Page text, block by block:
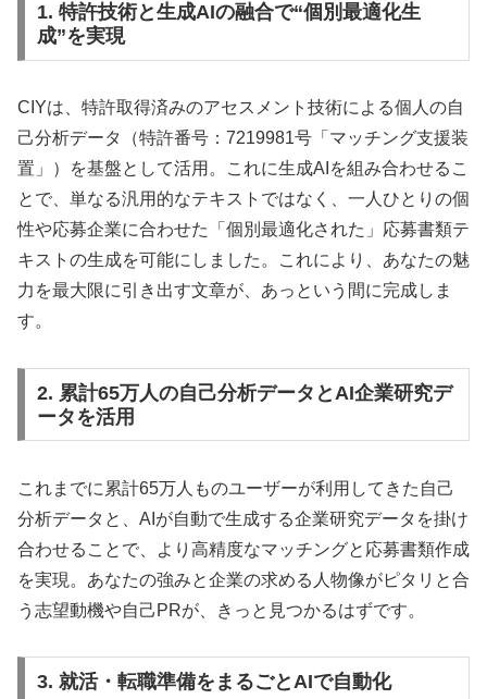
1. 特許技術と生成AIの融合で“個別最適化生
成”を実現
CIYは、特許取得済みのアセスメント技術による個人の自
己分析データ（特許番号：7219981号「マッチング支援装
置」）を基盤として活用。これに生成AIを組み合わせるこ
とで、単なる汎用的なテキストではなく、一人ひとりの個
性や応募企業に合わせた「個別最適化された」応募書類テ
キストの生成を可能にしました。これにより、あなたの魅
力を最大限に引き出す文章が、あっという間に完成しま
す。
2. 累計65万人の自己分析データとAI企業研究デ
ータを活用
これまでに累計65万人ものユーザーが利用してきた自己
分析データと、AIが自動で生成する企業研究データを掛け
合わせることで、より高精度なマッチングと応募書類作成
を実現。あなたの強みと企業の求める人物像がピタリと合
う志望動機や自己PRが、きっと見つかるはずです。
3. 就活・転職準備をまるごとAIで自動化